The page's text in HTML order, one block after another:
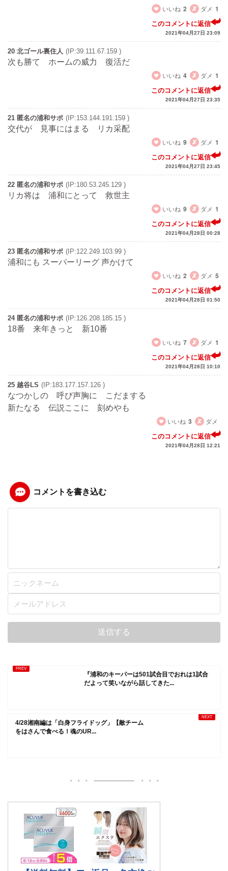
いいね 2 ダメ 1
このコメントに返信
2021年04月27日 23:09
20 北ゴール裏住人 (IP:39.111.67.159 )
次も勝て ホームの威力 復活だ
いいね 4 ダメ 1
このコメントに返信
2021年04月27日 23:35
21 匿名の浦和サポ (IP:153.144.191.159 )
交代が 見事にはまる リカ采配
いいね 9 ダメ 1
このコメントに返信
2021年04月27日 23:45
22 匿名の浦和サポ (IP:180.53.245.129 )
リカ将は 浦和にとって 救世主
いいね 9 ダメ 1
このコメントに返信
2021年04月28日 00:28
23 匿名の浦和サポ (IP:122.249.103.99 )
浦和にも スーパーリーグ 声かけて
いいね 2 ダメ 5
このコメントに返信
2021年04月28日 01:50
24 匿名の浦和サポ (IP:126.208.185.15 )
18番 来年きっと 新10番
いいね 7 ダメ 1
このコメントに返信
2021年04月28日 10:10
25 越谷LS (IP:183.177.157.126 )
なつかしの 呼び声胸に こだまする
新たなる 伝説ここに 刻めやも
いいね 3 ダメ
このコメントに返信
2021年04月28日 12:21
コメントを書き込む
『浦和のキーパーは501試合目でおれは1試合
だよって笑いながら話してきた...
4/28湘南編は「白身フライドッグ」【敵チーム
をはさんで食べる！魂のUR...